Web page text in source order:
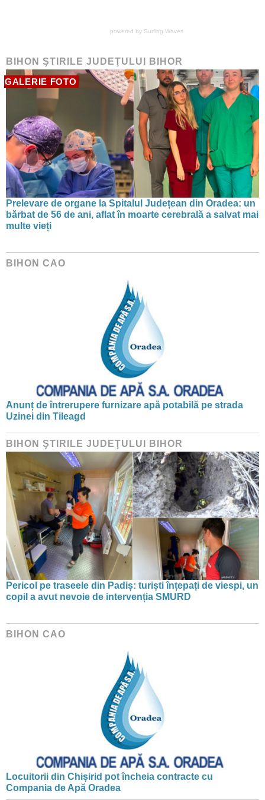
powered by Surfing Waves
BIHON ŞTIRILE JUDEŢULUI BIHOR
GALERIE FOTO
Prelevare de organe la Spitalul Județean din Oradea: un
bărbat de 56 de ani, aflat în moarte cerebrală a salvat mai
multe vieți
BIHON CAO
Anunț de întrerupere furnizare apă potabilă pe strada
Uzinei din Tileagd
BIHON ŞTIRILE JUDEŢULUI BIHOR
Pericol pe traseele din Padiș: turiști înțepați de viespi, un
copil a avut nevoie de intervenția SMURD
BIHON CAO
Locuitorii din Chișirid pot încheia contracte cu
Compania de Apă Oradea